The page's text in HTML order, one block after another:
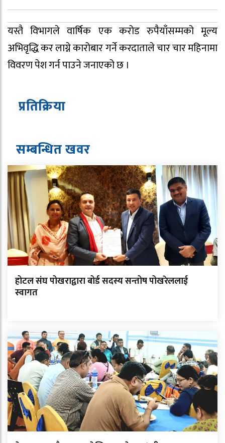
यस्तै विभागले वार्षिक एक करोड रुपैयाँसम्मको मूल्य
अभिवृद्धि कर लाग्ने कारोबार गर्ने करदाताले चार चार महिनामा
विवरण पेश गर्न पाउने जनाएको छ ।
प्रतिक्रिया
सम्बन्धित खवर
होटल संघ पोखराद्वारा बोर्ड सदस्य सन्तोष पोखरेललाई
स्वागत